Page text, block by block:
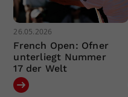
26.05.2026
French Open: Ofner
unterliegt Nummer
17 der Welt